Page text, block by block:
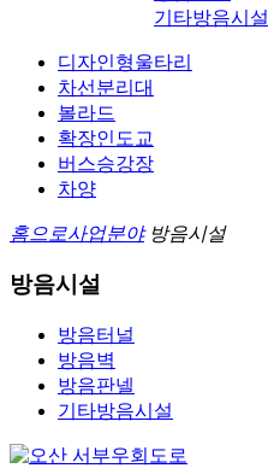
기타방음시설
디자인형울타리
차선분리대
볼라드
확장인도교
버스승강장
차양
홈으로사업분야 방음시설
방음시설
방음터널
방음벽
방음판넬
기타방음시설